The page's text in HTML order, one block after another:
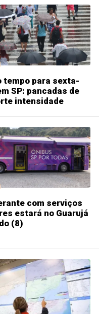
tempo para sexta-
SP: pancadas de
intensidade
com serviços
estará no Guarujá
(8)